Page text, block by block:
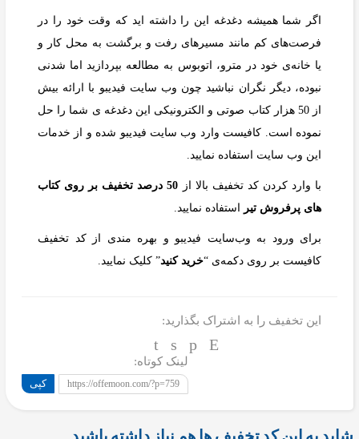
اگر شما همیشه دغدغه این را داشته اید که وقت خود را در
فرصت‌های کم مانند مسیر‌های رفت و برگشت به محل کار و
یا خانه‌ی خود در مترو، اتوبوس به مطالعه بپردازید اما شدنی
نبوده، دیگر نگران نباشید چون وب سایت فیدیبو با ارائه بیش
از 50 هزار کتاب صوتی و الکترونیکی این دغدغه ی شما را حل
نموده است. کافیست وارد وب سایت فیدیبو شده و از خدمات
این وب سایت استفاده نمایید.
با وارد کردن کد تخفیف بالا از
50 درصد تخفیف بر روی کتاب
های پرفروش تیر
استفاده نمایید.
برای ورود به وب‌سایت فیدیبو و بهره مندی از کد تخفیف
کافیست بر روی دکمه‌ی “خرید کنید” کلیک نمایید.
این تخفیف را به اشتراک بگذارید:
لینک کوتاه:
https://offemoon.com/?p=759 کپی